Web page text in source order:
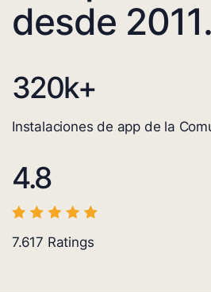
desde 2011.
320k+
Instalaciones de app de la
4.8
7.617 Ratings